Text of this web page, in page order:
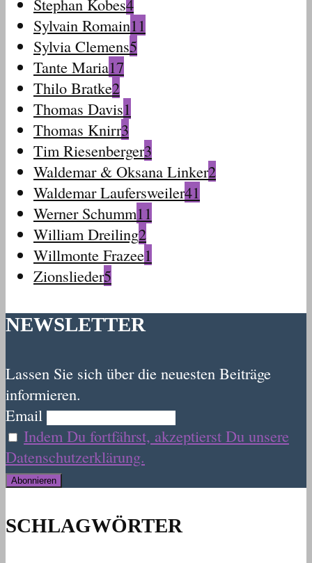
Stephan Kobes4
Sylvain Romain11
Sylvia Clemens5
Tante Maria17
Thilo Bratke2
Thomas Davis1
Thomas Knirr3
Tim Riesenberger3
Waldemar & Oksana Linker2
Waldemar Laufersweiler41
Werner Schumm11
William Dreiling2
Willmonte Frazee1
Zionslieder5
NEWSLETTER
Lassen Sie sich über die neuesten Beiträge
informieren.
Email
Indem Du fortfährst, akzeptierst Du unsere
Datenschutzerklärung.
SCHLAGWÖRTER